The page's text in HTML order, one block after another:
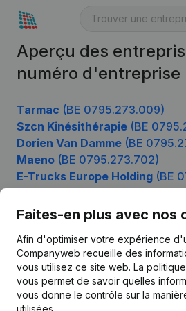
Aperçu des
numéro d'entreprise
Tarmac (BE 0795.273.009)
Szcn Kinésithérapie (BE
Dorien Van Damme (BE
Maeno (BE 0795.273.702)
E-Trucks Europe Holding (BE
Faites-en plus avec nos
Afin d'optimiser votre expérience
Companyweb recueille des
vous utilisez ce site web. La
vous permet de savoir quelles
vous donne le contrôle sur la
utilisées.
Français